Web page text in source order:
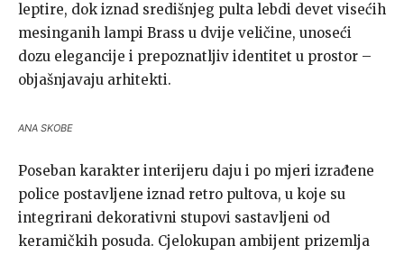
leptire, dok iznad središnjeg pulta lebdi devet visećih
mesinganih lampi Brass u dvije veličine, unoseći
dozu elegancije i prepoznatljiv identitet u prostor –
objašnjavaju arhitekti.
ANA SKOBE
Poseban karakter interijeru daju i po mjeri izrađene
police postavljene iznad retro pultova, u koje su
integrirani dekorativni stupovi sastavljeni od
keramičkih posuda. Cjelokupan ambijent prizemlja